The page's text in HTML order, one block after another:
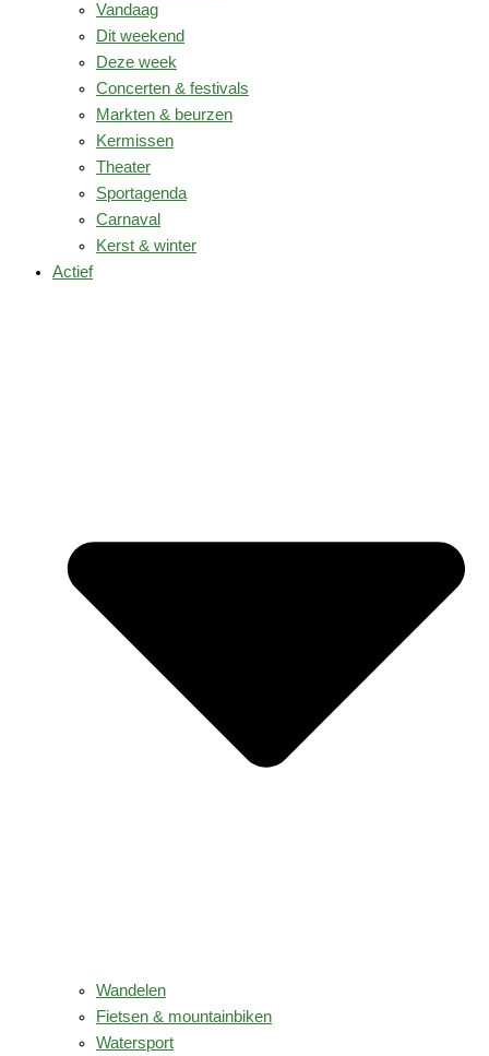
Vandaag
Dit weekend
Deze week
Concerten & festivals
Markten & beurzen
Kermissen
Theater
Sportagenda
Carnaval
Kerst & winter
Actief
Wandelen
Fietsen & mountainbiken
Watersport